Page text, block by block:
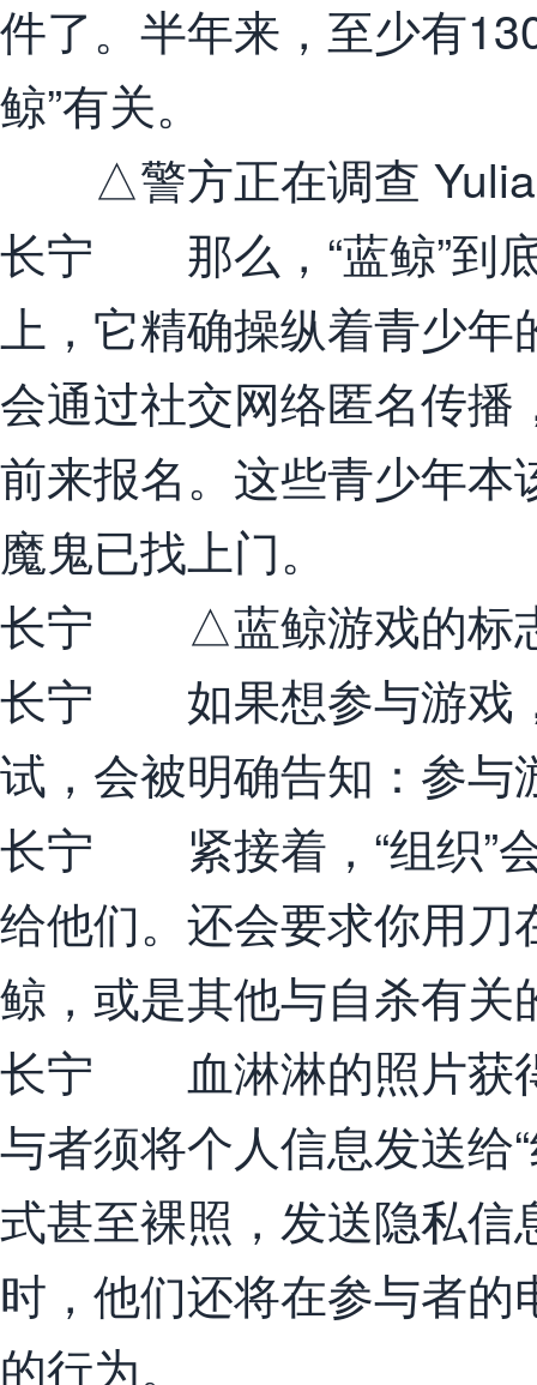
件了。半年来，至少有
鲸”有关。
△警方正在调查 Yulia
长宁 那么，“蓝鲸”到
上，它精确操纵着青少
会通过社交网络匿名传
前来报名。这些青少年
魔鬼已找上门。
长宁 △蓝鲸游戏的标
长宁 如果想参与游戏
试，会被明确告知：参
长宁 紧接着，“组织”
给他们。还会要求你用
鲸，或是其他与自杀有关
长宁 血淋淋的照片获
与者须将个人信息发送给
式甚至裸照，发送隐私信
时，他们还将在参与者
的行为。